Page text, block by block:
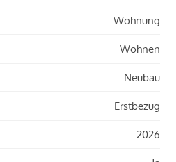
Wohnung
Wohnen
Neubau
Erstbezug
2026